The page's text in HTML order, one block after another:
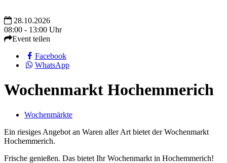
28.10.2026
08:00 - 13:00 Uhr
Event teilen
Facebook
WhatsApp
Wochenmarkt Hochemmerich
Wochenmärkte
Ein riesiges Angebot an Waren aller Art bietet der Wochenmarkt
Hochemmerich.
Frische genießen. Das bietet Ihr Wochenmarkt in Hochemmerich!